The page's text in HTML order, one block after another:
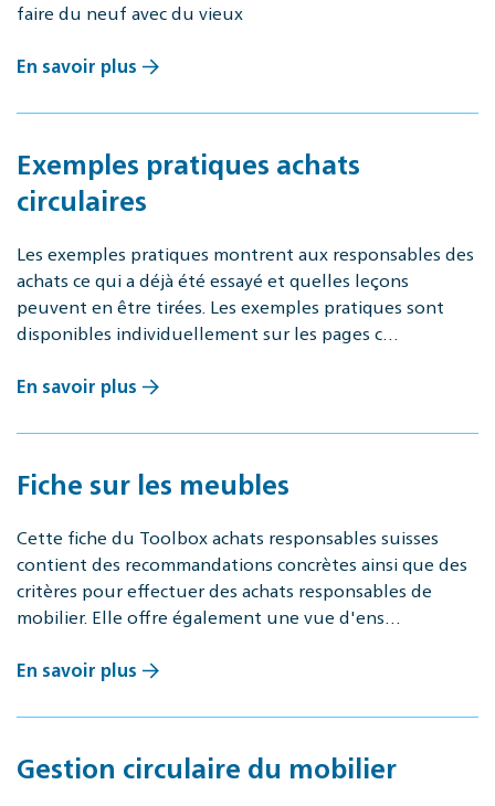
faire du neuf avec du vieux
En savoir plus
Exemples pratiques achats
circulaires
Les exemples pratiques montrent aux responsables des
achats ce qui a déjà été essayé et quelles leçons
peuvent en être tirées. Les exemples pratiques sont
disponibles individuellement sur les pages c…
En savoir plus
Fiche sur les meubles
Cette fiche du Toolbox achats responsables suisses
contient des recommandations concrètes ainsi que des
critères pour effectuer des achats responsables de
mobilier. Elle offre également une vue d'ens…
En savoir plus
Gestion circulaire du mobilier